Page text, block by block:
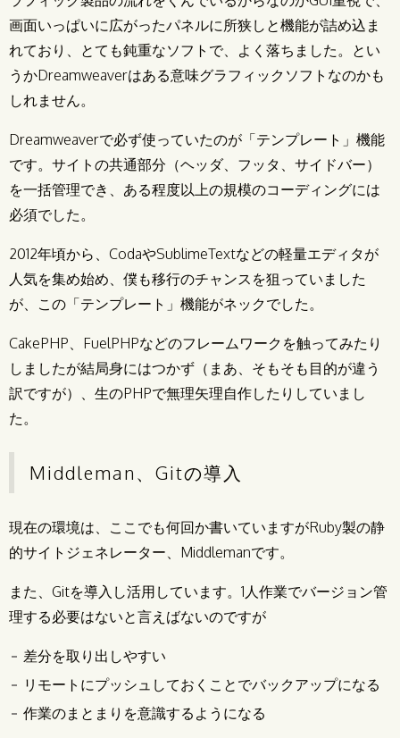
画面いっぱいに広がったパネルに所狭しと機能が詰め込ま
れており、とても鈍重なソフトで、よく落ちました。とい
うかDreamweaverはある意味グラフィックソフトなのかも
しれません。
Dreamweaverで必ず使っていたのが「テンプレート」機能
です。サイトの共通部分（ヘッダ、フッタ、サイドバー）
を一括管理でき、ある程度以上の規模のコーディングには
必須でした。
2012年頃から、CodaやSublimeTextなどの軽量エディタが
人気を集め始め、僕も移行のチャンスを狙っていました
が、この「テンプレート」機能がネックでした。
CakePHP、FuelPHPなどのフレームワークを触ってみたり
しましたが結局身にはつかず（まあ、そもそも目的が違う
訳ですが）、生のPHPで無理矢理自作したりしていまし
た。
Middleman、Gitの導入
現在の環境は、ここでも何回か書いていますがRuby製の静
的サイトジェネレーター、Middlemanです。
また、Gitを導入し活用しています。1人作業でバージョン管
理する必要はないと言えばないのですが
差分を取り出しやすい
リモートにプッシュしておくことでバックアップになる
作業のまとまりを意識するようになる